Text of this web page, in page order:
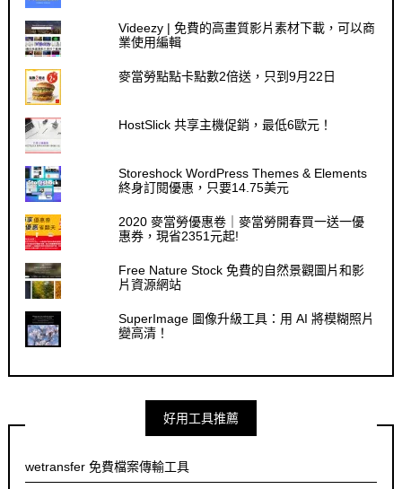
Videezy | 免費的高畫質影片素材下載，可以商
業使用編輯
麥當勞點點卡點數2倍送，只到9月22日
HostSlick 共享主機促銷，最低6歐元！
Storeshock WordPress Themes & Elements
終身訂閱優惠，只要14.75美元
2020 麥當勞優惠卷｜麥當勞開春買一送一優
惠券，現省2351元起!
Free Nature Stock 免費的自然景觀圖片和影
片資源網站
SuperImage 圖像升級工具：用 AI 將模糊照片
變高清！
好用工具推薦
wetransfer 免費檔案傳輸工具